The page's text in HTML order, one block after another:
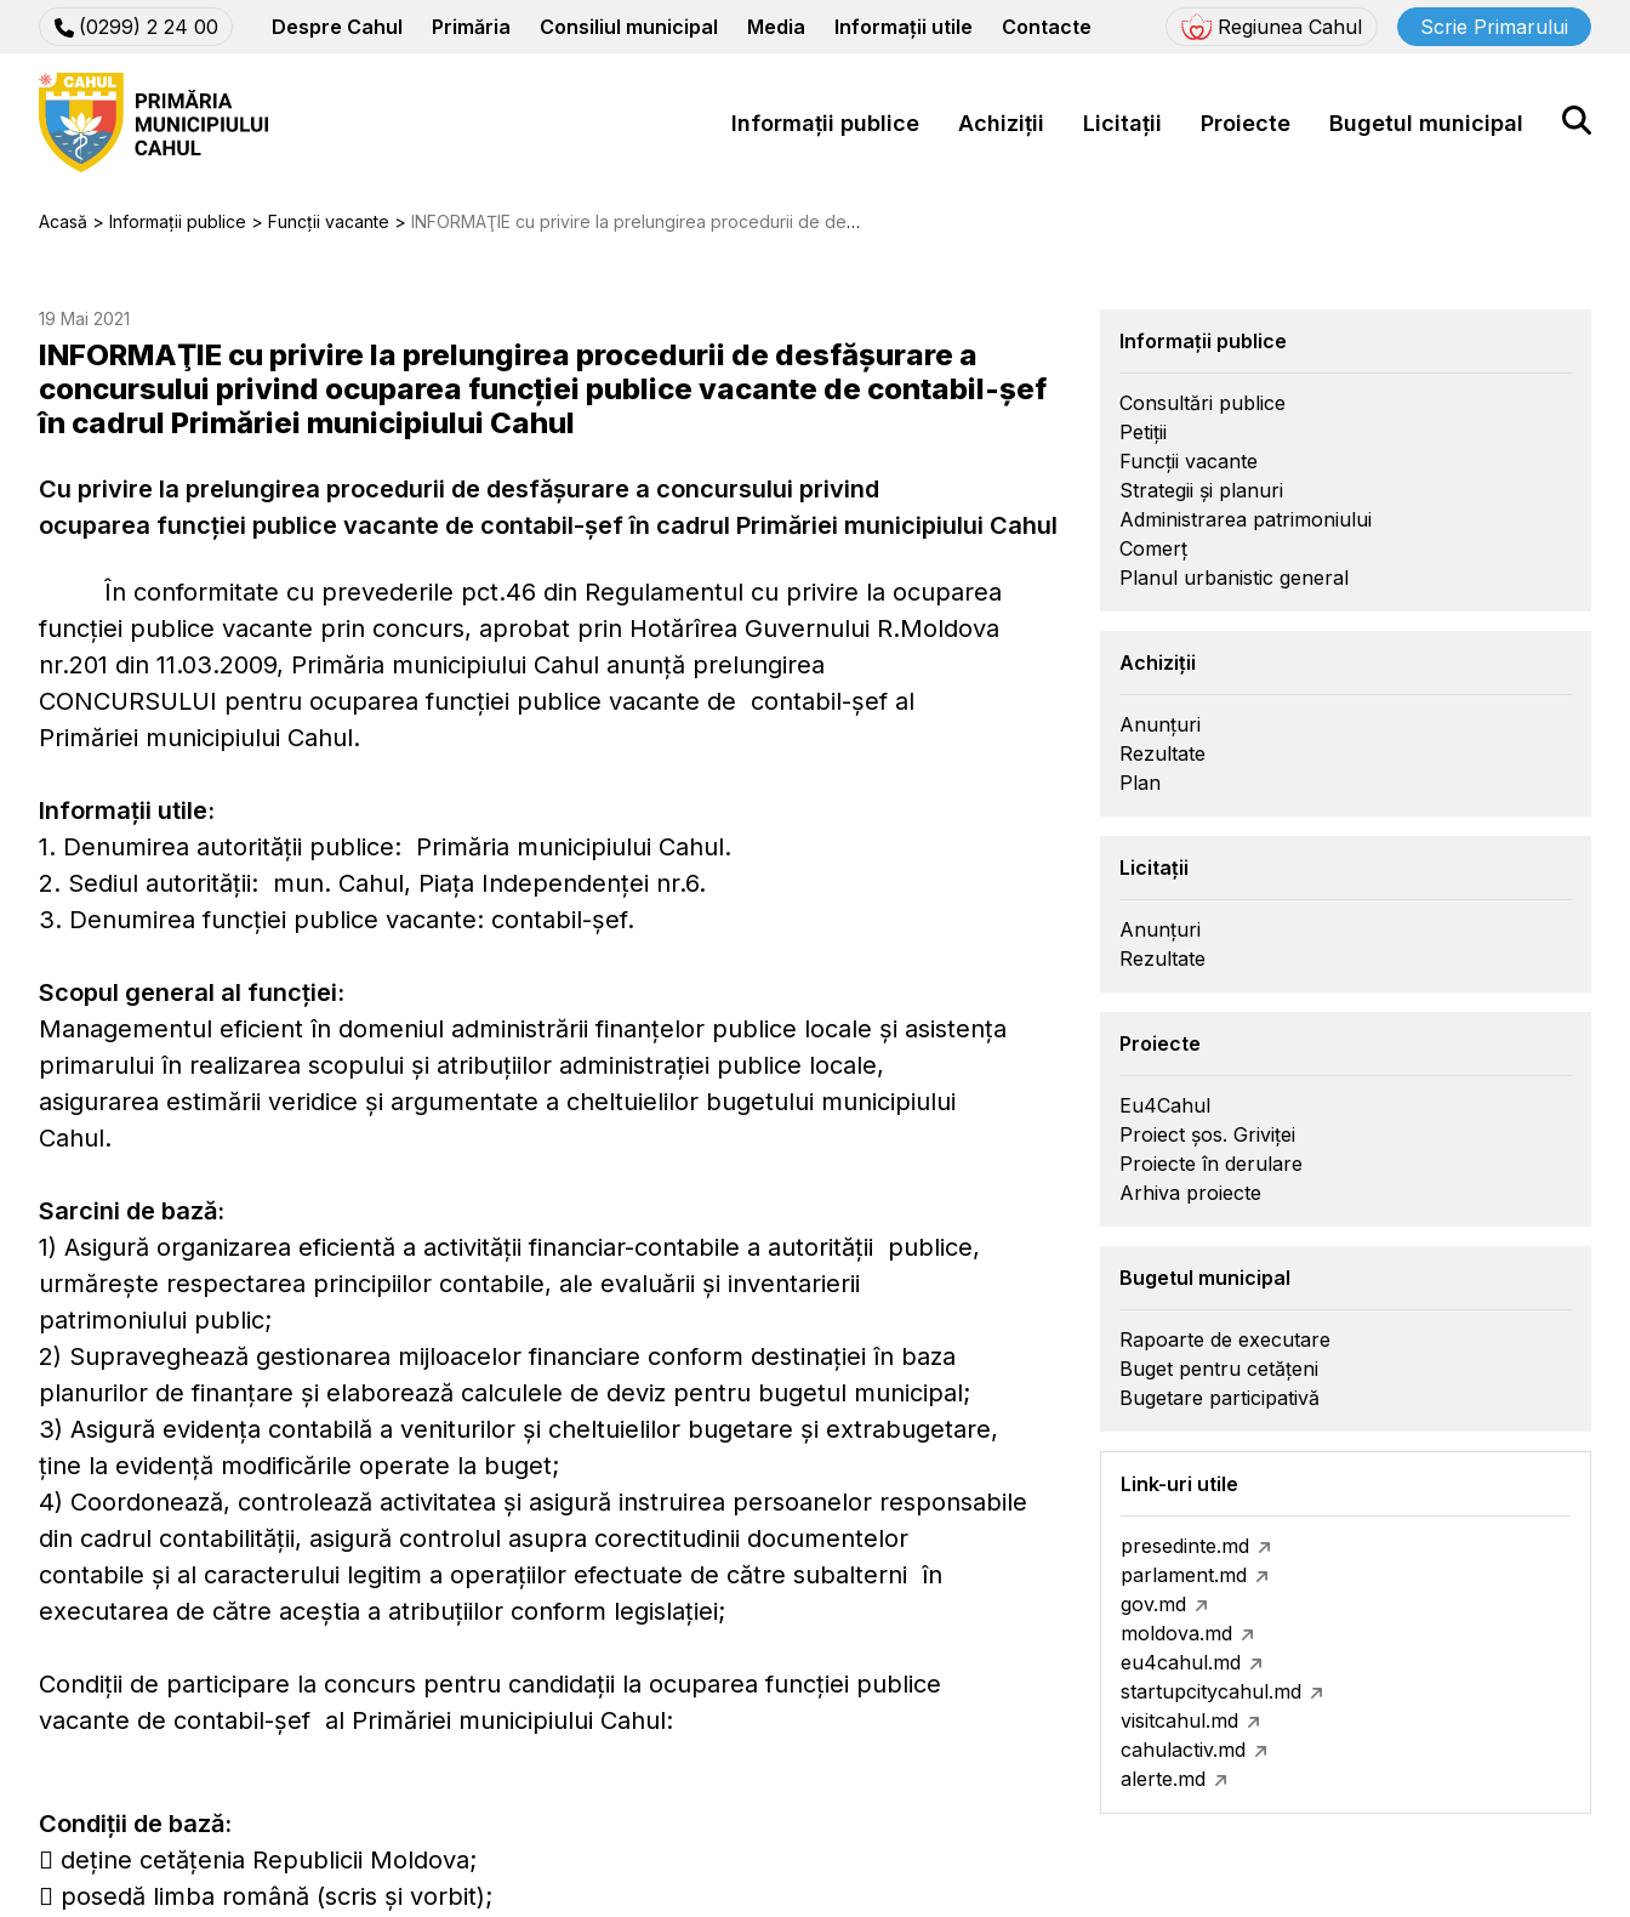
(0299) 2 24 00 Despre Cahul Primăria Consiliul municipal Media Informații utile Contacte Regiunea Cahul Scrie Primarului
Informații publice Achiziții Licitații Proiecte Bugetul municipal
Acasă Informații publice Funcții vacante INFORMAŢIE сu privire la prelungirea procedurii de desfăşurare a concursului privind ocuparea funcţiei publice vacante de contabil-şef în cadrul Primăriei municipiului Cahul
19 Mai 2021
INFORMAŢIE сu privire la prelungirea procedurii de desfăşurare a
concursului privind ocuparea funcţiei publice vacante de contabil-şef
în cadrul Primăriei municipiului Cahul
Cu privire la prelungirea procedurii de desfăşurare a concursului privind
ocuparea funcţiei publice vacante de contabil-şef în cadrul Primăriei municipiului Cahul
În conformitate cu prevederile pct.46 din Regulamentul cu privire la ocuparea
funcţiei publice vacante prin concurs, aprobat prin Hotărîrea Guvernului R.Moldova
nr.201 din 11.03.2009, Primăria municipiului Cahul anunţă prelungirea
CONCURSULUI pentru ocuparea funcţiei publice vacante de contabil-şef al
Primăriei municipiului Cahul.
Informaţii utile:
1. Denumirea autorităţii publice: Primăria municipiului Cahul.
2. Sediul autorităţii: mun. Cahul, Piaţa Independenţei nr.6.
3. Denumirea funcţiei publice vacante: contabil-şef.
Scopul general al funcţiei:
Managementul eficient în domeniul administrării finanţelor publice locale şi asistenţa
primarului în realizarea scopului şi atribuţiilor administraţiei publice locale,
asigurarea estimării veridice şi argumentate a cheltuielilor bugetului municipiului
Cahul.
Sarcini de bază:
1) Asigură organizarea eficientă a activităţii financiar-contabile a autorităţii publice,
urmăreşte respectarea principiilor contabile, ale evaluării şi inventarierii
patrimoniului public;
2) Supraveghează gestionarea mijloacelor financiare conform destinaţiei în baza
planurilor de finanţare şi elaborează calculele de deviz pentru bugetul municipal;
3) Asigură evidenţa contabilă a veniturilor şi cheltuielilor bugetare şi extrabugetare,
ţine la evidenţă modificările operate la buget;
4) Coordonează, controlează activitatea şi asigură instruirea persoanelor responsabile
din cadrul contabilităţii, asigură controlul asupra corectitudinii documentelor
contabile şi al caracterului legitim a operaţiilor efectuate de către subalterni în
executarea de către aceștia a atribuţiilor conform legislaţiei;
Condiţii de participare la concurs pentru candidaţii la ocuparea funcţiei publice
vacante de contabil-şef al Primăriei municipiului Cahul:
Condiţii de bază:
 deţine cetăţenia Republicii Moldova;
 posedă limba română (scris şi vorbit);
Informații publice
Consultări publice
Petiții
Funcții vacante
Strategii și planuri
Administrarea patrimoniului
Comerț
Planul urbanistic general
Achiziții
Anunțuri
Rezultate
Plan
Licitații
Anunțuri
Rezultate
Proiecte
Eu4Cahul
Proiect șos. Griviței
Proiecte în derulare
Arhiva proiecte
Bugetul municipal
Rapoarte de executare
Buget pentru cetățeni
Bugetare participativă
Link-uri utile
presedinte.md
parlament.md
gov.md
moldova.md
eu4cahul.md
startupcitycahul.md
visitcahul.md
cahulactiv.md
alerte.md